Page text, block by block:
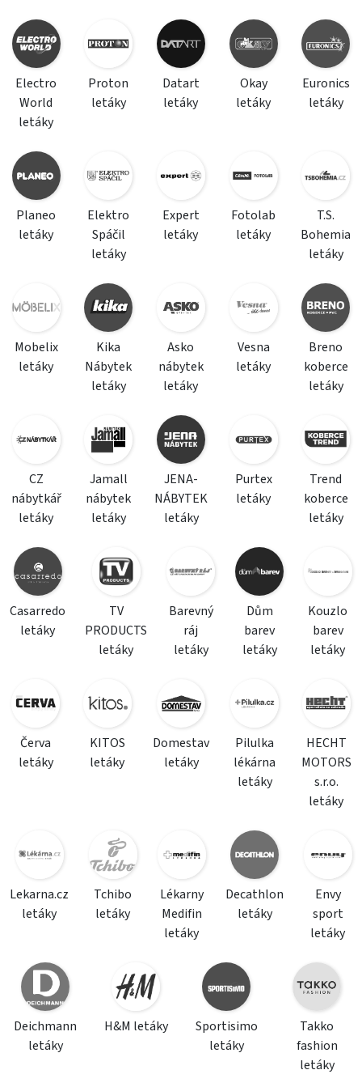
Electro
World
letáky
Proton
letáky
Datart
letáky
Okay
letáky
Euronics
letáky
Planeo
letáky
Elektro
Spáčil
letáky
Expert
letáky
Fotolab
letáky
T.S.
Bohemia
letáky
Mobelix
letáky
Kika
Nábytek
letáky
Asko
nábytek
letáky
Vesna
letáky
Breno
koberce
letáky
CZ
nábytkář
letáky
Jamall
nábytek
letáky
JENA-
NÁBYTEK
letáky
Purtex
letáky
Trend
koberce
letáky
Casarredo
letáky
TV
PRODUCTS
letáky
Barevný
ráj
letáky
Dům
barev
letáky
Kouzlo
barev
letáky
Červa
letáky
KITOS
letáky
Domestav
letáky
Pilulka
lékárna
letáky
HECHT
MOTORS
s.r.o.
letáky
Lekarna.cz
letáky
Tchibo
letáky
Lékarny
Medifin
letáky
Decathlon
letáky
Envy
sport
letáky
Deichmann
letáky
H&M letáky
Sportisimo
letáky
Takko
fashion
letáky